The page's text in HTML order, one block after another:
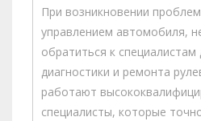
При возникновении
управлением автомобиля,
обратиться к специалистам
диагностики и ремонта
работают
специалисты, которые